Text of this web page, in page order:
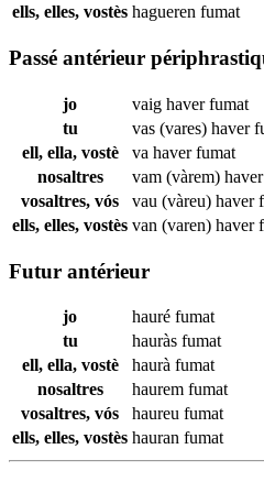
ells, elles, vostès hagueren fumat
Passé antérieur
jo vaig haverfumat
tu
vas (vares) haver
ell, ella, vostè
va haverfumat
nosaltres
vam (vàrem) haver
vosaltres, vós
vau (vàreu) haver
ells, elles, vostès van (varen) haver
Futur antérieur
jo hauré fumat
tu
hauràs fumat
ell, ella, vostè
haurà fumat
nosaltres
haurem fumat
vosaltres, vós
haureu fumat
ells, elles, vostès hauran fumat